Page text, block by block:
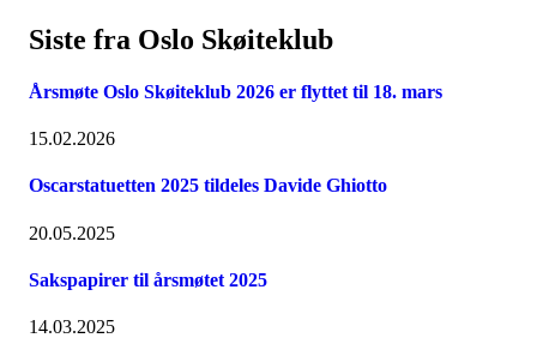
Siste fra Oslo Skøiteklub
Årsmøte Oslo Skøiteklub 2026 er flyttet til 18. mars
15.02.2026
Oscarstatuetten 2025 tildeles Davide Ghiotto
20.05.2025
Sakspapirer til årsmøtet 2025
14.03.2025